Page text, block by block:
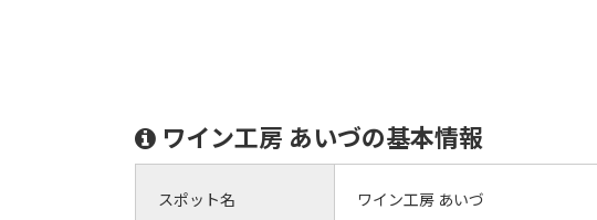
ワイン工房 あいづの基本情報
スポット名 ワイン工房 あいづ